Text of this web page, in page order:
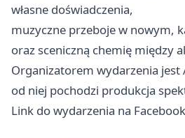
własne doświadczenia,
muzyczne przeboje w nowym,
oraz sceniczną chemię między
Organizatorem wydarzenia
od niej pochodzi produkcja
Link do wydarzenia na